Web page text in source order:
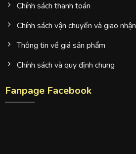
Chính sách thanh toán
Chính sách vận chuyển và giao nhận
Thông tin về giá sản phẩm
Chính sách và quy định chung
Fanpage Facebook